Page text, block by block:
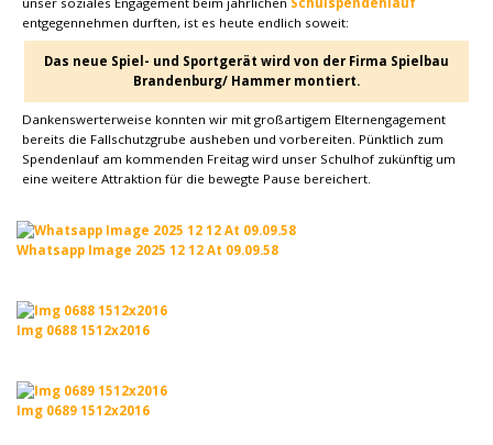
entgegennehmen durften, ist es heute endlich soweit:
Das neue Spiel- und Sportgerät wird von der Firma Spielbau
Brandenburg/ Hammer montiert.
Dankenswerterweise konnten wir mit großartigem Elternengagement
bereits die Fallschutzgrube ausheben und vorbereiten. Pünktlich zum
Spendenlauf am kommenden Freitag wird unser Schulhof zukünftig um
eine weitere Attraktion für die bewegte Pause bereichert.
Whatsapp Image 2025 12 12 At 09.09.58
Img 0688 1512x2016
Img 0689 1512x2016